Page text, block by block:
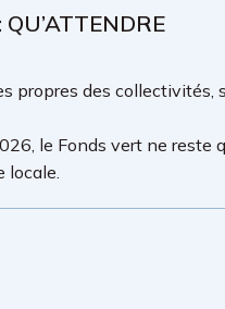
propres des collectivités,
le Fonds vert ne reste
locale.